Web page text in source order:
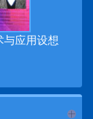
与应用设想